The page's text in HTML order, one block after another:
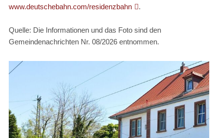
www.deutschebahn.com/residenzbahn
.
Quelle: Die Informationen und das Foto sind den
Gemeindenachrichten Nr. 08/2026 entnommen.